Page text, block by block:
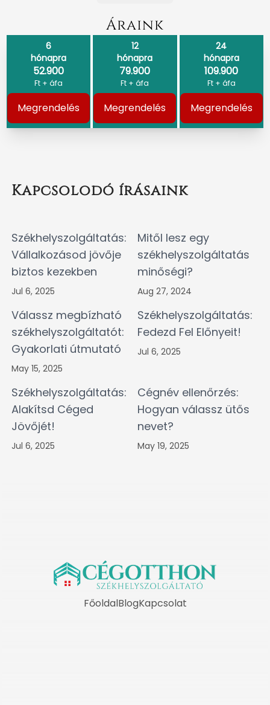
Áraink
6
hónapra
52.900
Ft + áfa
Megrendelés
12
hónapra
79.900
Ft + áfa
Megrendelés
24
hónapra
109.900
Ft + áfa
Megrendelés
Kapcsolodó írásaink
Székhelyszolgáltatás:
Vállalkozásod jövője
biztos kezekben
Jul 6, 2025
Mitől lesz egy
székhelyszolgáltatás
minőségi?
Aug 27, 2024
Válassz megbízható
székhelyszolgáltatót:
Gyakorlati útmutató
May 15, 2025
Székhelyszolgáltatás:
Fedezd Fel Előnyeit!
Jul 6, 2025
Székhelyszolgáltatás:
Alakítsd Céged
Jövőjét!
Jul 6, 2025
Cégnév ellenőrzés:
Hogyan válassz ütős
nevet?
May 19, 2025
FőoldalBlogKapcsolat